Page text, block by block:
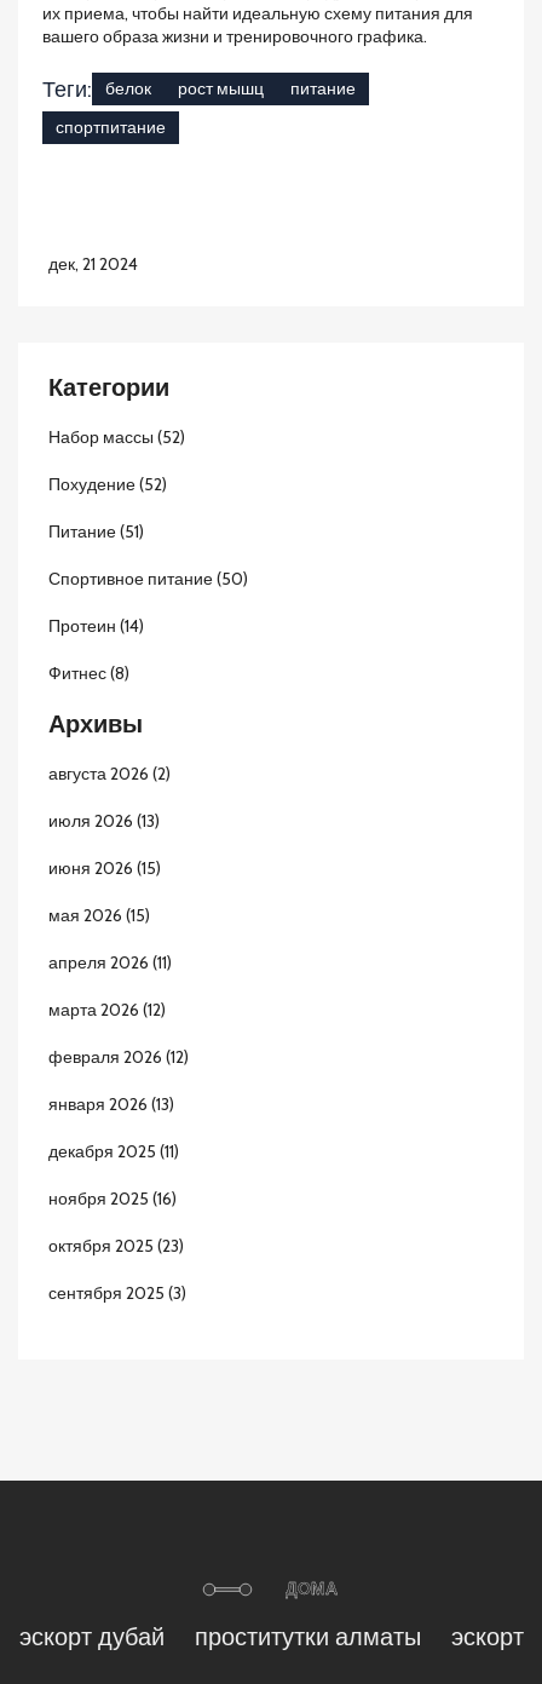
их приема, чтобы найти идеальную схему питания для
вашего образа жизни и тренировочного графика.
Теги: белок рост мышц
питание
спортпитание
дек, 21 2024
Категории
Набор массы (52)
Похудение(52)
Питание(51)
Спортивное питание(50)
Протеин (14)
Фитнес(8)
Архивы
августа 2026 (2)
июля 2026 (13)
июня 2026 (15)
мая 2026 (15)
апреля 2026 (11)
марта 2026 (12)
февраля 2026 (12)
января 2026 (13)
декабря 2025 (11)
ноября 2025 (16)
октября 2025 (23)
сентября 2025 (3)
эскорт дубай проститутки алматы эскорт